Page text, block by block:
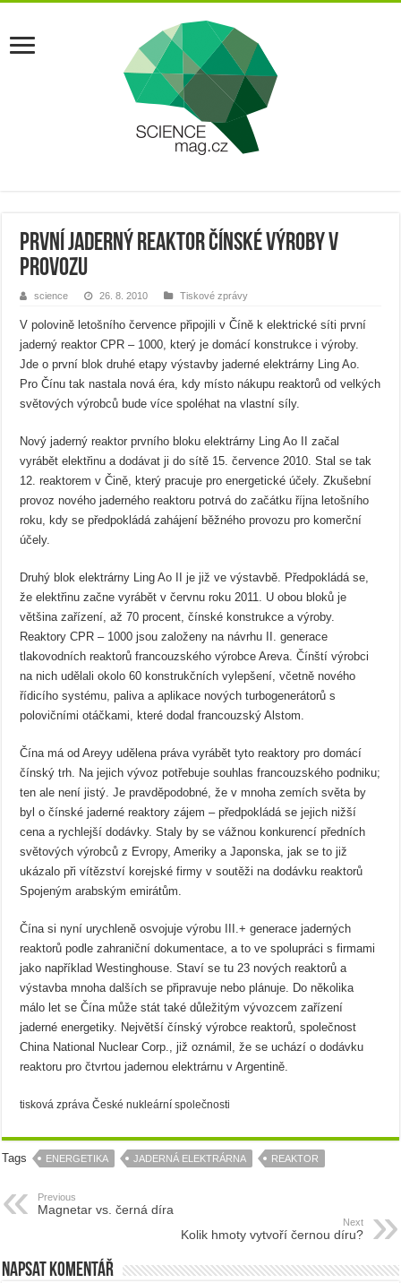
První jaderný reaktor čínské výroby v
provozu
science 26. 8. 2010 Tiskové zprávy
V polovině letošního července připojili v Číně k elektrické síti první
jaderný reaktor CPR – 1000, který je domácí konstrukce i výroby.
Jde o první blok druhé etapy výstavby jaderné elektrárny Ling Ao.
Pro Čínu tak nastala nová éra, kdy místo nákupu reaktorů od velkých
světových výrobců bude více spoléhat na vlastní síly.
Nový jaderný reaktor prvního bloku elektrárny Ling Ao II začal
vyrábět elektřinu a dodávat ji do sítě 15. července 2010. Stal se tak
12. reaktorem v Čině, který pracuje pro energetické účely. Zkušební
provoz nového jaderného reaktoru potrvá do začátku října letošního
roku, kdy se předpokládá zahájení běžného provozu pro komerční
účely.
Druhý blok elektrárny Ling Ao II je již ve výstavbě. Předpokládá se,
že elektřinu začne vyrábět v červnu roku 2011. U obou bloků je
většina zařízení, až 70 procent, čínské konstrukce a výroby.
Reaktory CPR – 1000 jsou založeny na návrhu II. generace
tlakovodních reaktorů francouzského výrobce Areva. Čínští výrobci
na nich udělali okolo 60 konstrukčních vylepšení, včetně nového
řídicího systému, paliva a aplikace nových turbogenerátorů s
polovičními otáčkami, které dodal francouzský Alstom.
Čína má od Areyy udělena práva vyrábět tyto reaktory pro domácí
čínský trh. Na jejich vývoz potřebuje souhlas francouzského podniku;
ten ale není jistý. Je pravděpodobné, že v mnoha zemích světa by
byl o čínské jaderné reaktory zájem – předpokládá se jejich nižší
cena a rychlejší dodávky. Staly by se vážnou konkurencí předních
světových výrobců z Evropy, Ameriky a Japonska, jak se to již
ukázalo při vítězství korejské firmy v soutěži na dodávku reaktorů
Spojeným arabským emirátům.
Čína si nyní urychleně osvojuje výrobu III.+ generace jaderných
reaktorů podle zahraniční dokumentace, a to ve spolupráci s firmami
jako například Westinghouse. Staví se tu 23 nových reaktorů a
výstavba mnoha dalších se připravuje nebo plánuje. Do několika
málo let se Čína může stát také důležitým vývozcem zařízení
jaderné energetiky. Největší čínský výrobce reaktorů, společnost
China National Nuclear Corp., již oznámil, že se uchází o dodávku
reaktoru pro čtvrtou jadernou elektrárnu v Argentině.
tisková zpráva České nukleární společnosti
Tags ENERGETIKA JADERNÁ ELEKTRÁRNA REAKTOR
Previous
Magnetar vs. černá díra
Next
Kolik hmoty vytvoří černou díru?
Napsat komentář